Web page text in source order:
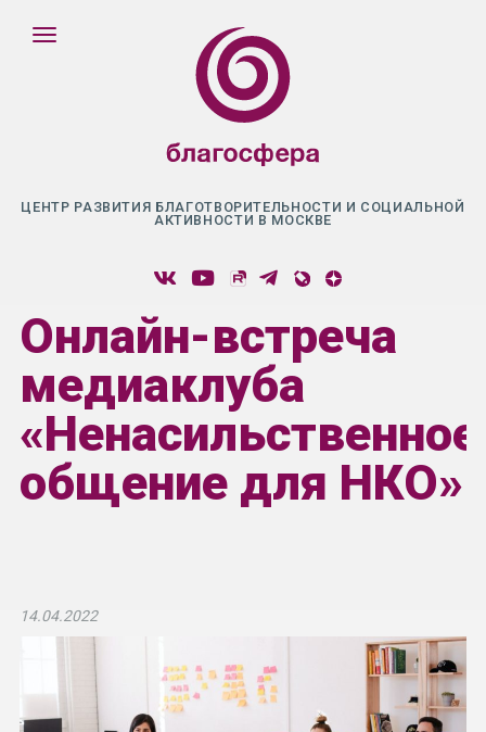
ЦЕНТР РАЗВИТИЯ БЛАГОТВОРИТЕЛЬНОСТИ И СОЦИАЛЬНОЙ
АКТИВНОСТИ В МОСКВЕ
Онлайн-встреча
медиаклуба
«Ненасильственное
общение для НКО»
14.04.2022